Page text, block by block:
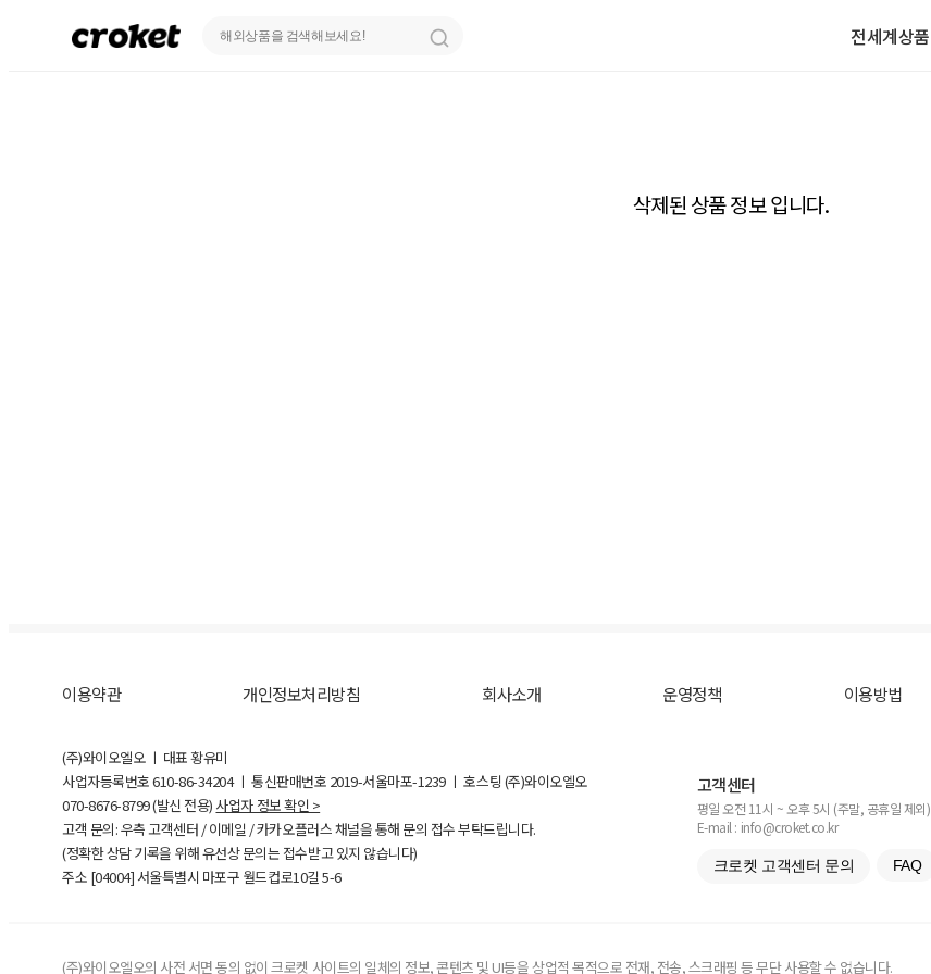
전세계상품
삭제된 상품 정보 입니다.
이용약관 개인정보처리방침 회사소개 운영정책 이용방법
(주)와이오엘오 ㅣ 대표 황유미
사업자등록번호610-86-34204ㅣ 통신판매번호 2019-서울마포-1239 ㅣ 호스팅 (주)와이오엘오
070-8676-8799 (발신 전용) 사업자 정보 확인 >
고객 문의: 우측 고객센터 / 이메일 / 카카오플러스 채널을 통해 문의 접수 부탁드립니다.
(정확한 상담 기록을 위해 유선상 문의는 접수받고 있지 않습니다)
주소 [04004] 서울특별시 마포구 월드컵로10길5-6
고객센터
평일 오전 11시 ~ 오후 5시 (주말, 공휴일 제외)
E-mail : info@croket.co.kr
크로켓 고객센터 문의 FAQ
(주)와이오엘오의 사전 서면 동의 없이 크로켓 사이트의 일체의 정보, 콘텐츠 및 UI등을 상업적 목적으로 전재, 전송, 스크래핑 등 무단 사용할 수 없습니다.